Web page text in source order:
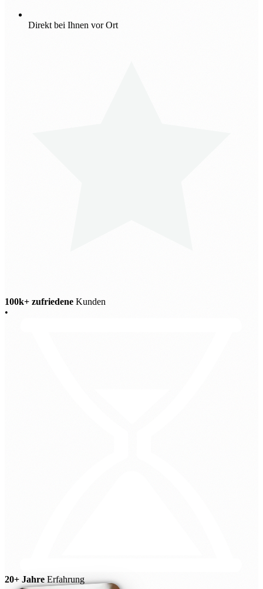
Direkt bei Ihnen vor Ort
100k+ zufriedene Kunden
•
20+ Jahre Erfahrung